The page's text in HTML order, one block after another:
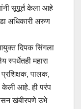
सूपूर्त केला आहे
अधिकारी अरुण
दिपक सिंगला
स्पर्धेतही महारा
पालक,
केली आहे. ही परंप
खंबीरपणे उभे